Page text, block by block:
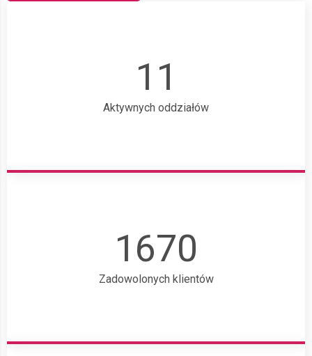
11
Aktywnych oddziałów
1670
Zadowolonych klientów